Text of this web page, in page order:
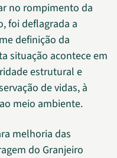
no rompimento da
foi deflagrada a
definição da
situação acontece em
estrutural e
de vidas, à
meio ambiente.
melhoria das
do Granjeiro